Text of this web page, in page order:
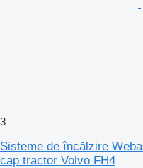
3
Sisteme de încălzire
cap tractor Volvo FH4